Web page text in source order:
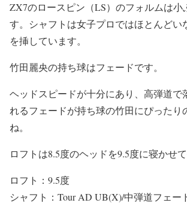
ZX7のロースピン（LS）のフォルムは小
す。シャフトは女子プロではほとんどい
を挿しています。
竹田麗央の持ち球はフェードです。
ヘッドスピードが十分にあり、高弾道で
れるフェードが持ち球の竹田にぴったり
ね。
ロフトは8.5度のヘッドを9.5度に寝かせ
ロフト：9.5度
シャフト：Tour AD UB(X)/中弾道フェー